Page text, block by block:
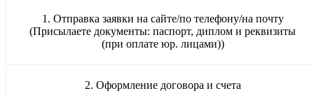
1. Отправка заявки на сайте/по телефону/на почту
(Присылаете документы: паспорт, диплом и реквизиты
(при оплате юр. лицами))
2. Оформление договора и счета